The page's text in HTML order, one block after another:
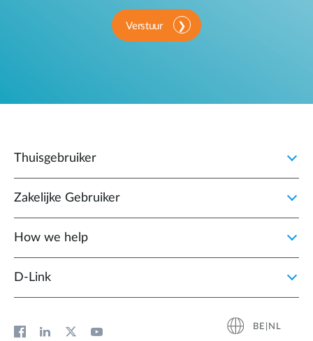
Verstuur
Thuisgebruiker
Zakelijke Gebruiker
How we help
D‑Link
BE|NL